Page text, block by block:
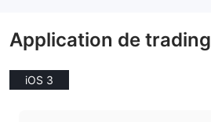
Application de trading
iOS 3